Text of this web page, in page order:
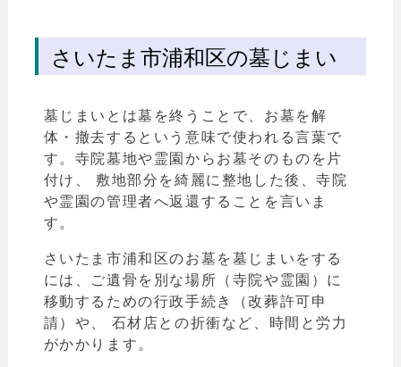
さいたま市浦和区の墓じまい
墓じまいとは墓を終うことで、お墓を解
体・撤去するという意味で使われる言葉で
す。寺院墓地や霊園からお墓そのものを片
付け、 敷地部分を綺麗に整地した後、寺院
や霊園の管理者へ返還することを言いま
す。
さいたま市浦和区のお墓を墓じまいをする
には、ご遺骨を別な場所（寺院や霊園）に
移動するための行政手続き（改葬許可申
請）や、 石材店との折衝など、時間と労力
がかかります。